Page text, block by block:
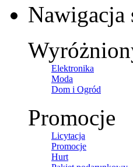
Nawigacja
Elektronika
Moda
Dom i Ogród
Promocje
Licytacja
Promocje
Hurt